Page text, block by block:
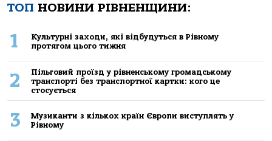
ТОП НОВИНИ РІВНЕНЩИНИ:
1
Культурні заходи, які відбудуться в Рівному
протягом цього тижня
2
Пільговий проїзд у рівненському громадському
транспорті без транспортної картки: кого це
стосується
3
Музиканти з кількох країн Європи виступлять у
Рівному